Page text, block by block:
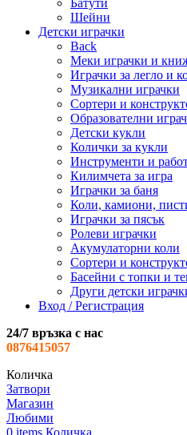
Батути
Шейни
Детски играчки
Back
Меки играчки и
Играчки за легло и
Музикални играчки
Сортери и
Образователни
Детски кукли
Колички за кукли
Инструменти и
Килимчета за игра
Играчки за баня
Коли, камиони,
Играчки за пясък
Ролеви играчки
Акумулаторни коли
Сортери и
Басейни с топки и
Други детски
Вход / Регистрация
24/7 връзка с нас
0876415057
Количка
Затвори
Магазин
Любими